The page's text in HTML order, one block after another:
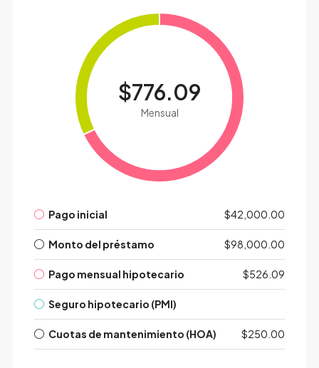
$776.09
Mensual
Pago inicial $42,000.00
Monto del préstamo $98,000.00
Pago mensual hipotecario $526.09
Seguro hipotecario (PMI)
Cuotas de mantenimiento (HOA) $250.00